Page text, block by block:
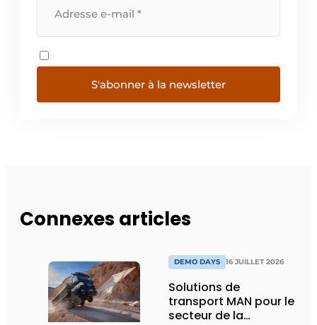
S'abonner à la newsletter
Connexes articles
DEMO DAYS 16 JUILLET 2026
Solutions de
transport MAN pour le
secteur de la